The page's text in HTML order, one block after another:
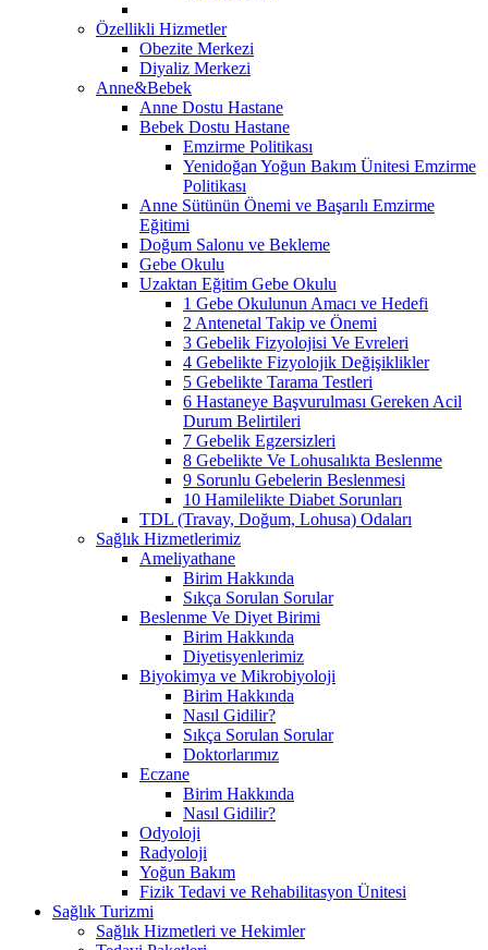
Özellikli Hizmetler
Obezite Merkezi
Diyaliz Merkezi
Anne&Bebek
Anne Dostu Hastane
Bebek Dostu Hastane
Emzirme Politikası
Yenidoğan Yoğun Bakım Ünitesi Emzirme
Politikası
Anne Sütünün Önemi ve Başarılı Emzirme
Eğitimi
Doğum Salonu ve Bekleme
Gebe Okulu
Uzaktan Eğitim Gebe Okulu
1 Gebe Okulunun Amacı ve Hedefi
2 Antenetal Takip ve Önemi
3 Gebelik Fizyolojisi Ve Evreleri
4 Gebelikte Fizyolojik Değişiklikler
5 Gebelikte Tarama Testleri
6 Hastaneye Başvurulması Gereken Acil
Durum Belirtileri
7 Gebelik Egzersizleri
8 Gebelikte Ve Lohusalıkta Beslenme
9 Sorunlu Gebelerin Beslenmesi
10 Hamilelikte Diabet Sorunları
TDL (Travay, Doğum, Lohusa) Odaları
Sağlık Hizmetlerimiz
Ameliyathane
Birim Hakkında
Sıkça Sorulan Sorular
Beslenme Ve Diyet Birimi
Birim Hakkında
Diyetisyenlerimiz
Biyokimya ve Mikrobiyoloji
Birim Hakkında
Nasıl Gidilir?
Sıkça Sorulan Sorular
Doktorlarımız
Eczane
Birim Hakkında
Nasıl Gidilir?
Odyoloji
Radyoloji
Yoğun Bakım
Fizik Tedavi ve Rehabilitasyon Ünitesi
Sağlık Turizmi
Sağlık Hizmetleri ve Hekimler